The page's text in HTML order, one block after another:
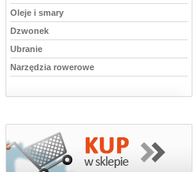
Oleje i smary
Dzwonek
Ubranie
Narzędzia rowerowe